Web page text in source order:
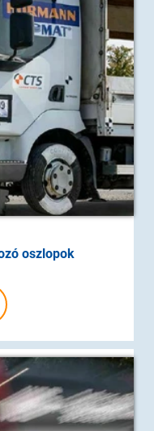
oszlopok